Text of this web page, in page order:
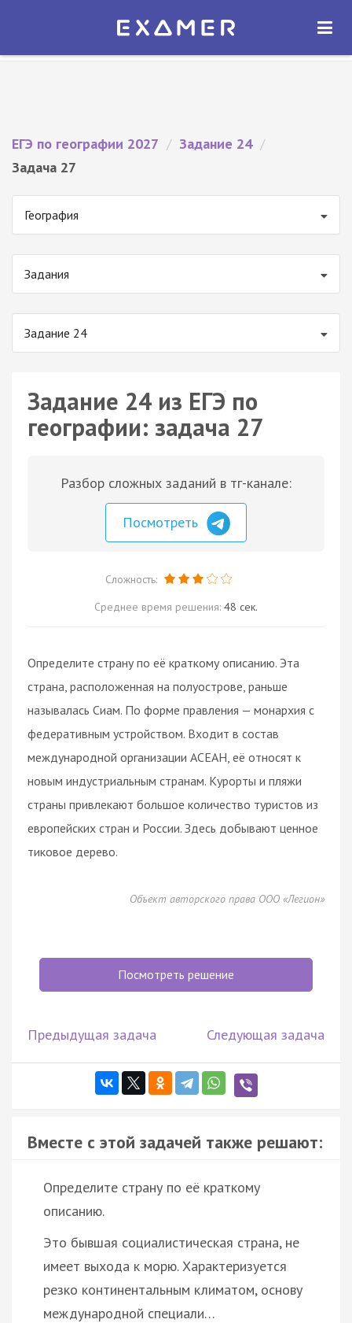
Экзамер — ЕГЭ 2027
ОТКРЫТЬ
ЕГЭ по географии 2027 / Задание 24 /
Задача 27
География
Задания
Задание 24
Задание 24 из ЕГЭ по
географии: задача 27
Разбор сложных заданий в тг-канале:
Посмотреть
Сложность:
Среднее время решения: 48 сек.
Определите страну по её краткому описанию. Эта
страна, расположенная на полуострове, раньше
называлась Сиам. По форме правления — монархия с
федеративным устройством. Входит в состав
международной организации АСЕАН, её относят к
новым индустриальным странам. Курорты и пляжи
страны привлекают большое количество туристов из
европейских стран и России. Здесь добывают ценное
тиковое дерево.
Объект авторского права ООО «Легион»
Посмотреть решение
Предыдущая задача Следующая задача
Вместе с этой задачей также решают:
Определите страну по её краткому
описанию.
Это бывшая социалистическая страна, не
имеет выхода к морю. Характеризуется
резко континентальным климатом, основу
международной специали…